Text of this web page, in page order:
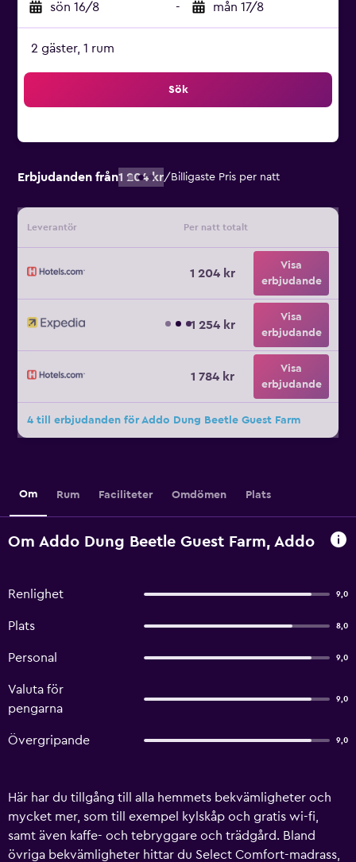
sön 16/8 - mån 17/8
2 gäster, 1 rum
Sök
Erbjudanden från1 204 kr/ Billigaste Pris per natt
Leverantör Per natt totalt
1 204 kr
Visa
erbjudande
1 254 kr
Visa
erbjudande
1 784 kr
Visa
erbjudande
4 till erbjudanden för Addo Dung Beetle Guest Farm
Om Rum Faciliteter Omdömen Plats
Om Addo Dung Beetle Guest Farm, Addo
Renlighet 9,0
Plats 8,0
Personal 9,0
Valuta för
pengarna
9,0
Övergripande 9,0
Här har du tillgång till alla hemmets bekvämligheter och
mycket mer, som till exempel kylskåp och gratis wi-fi,
samt även kaffe- och tebryggare och trädgård. Bland
övriga bekvämligheter hittar du Select Comfort-madrass,